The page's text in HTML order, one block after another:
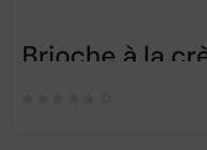
Brioche à la